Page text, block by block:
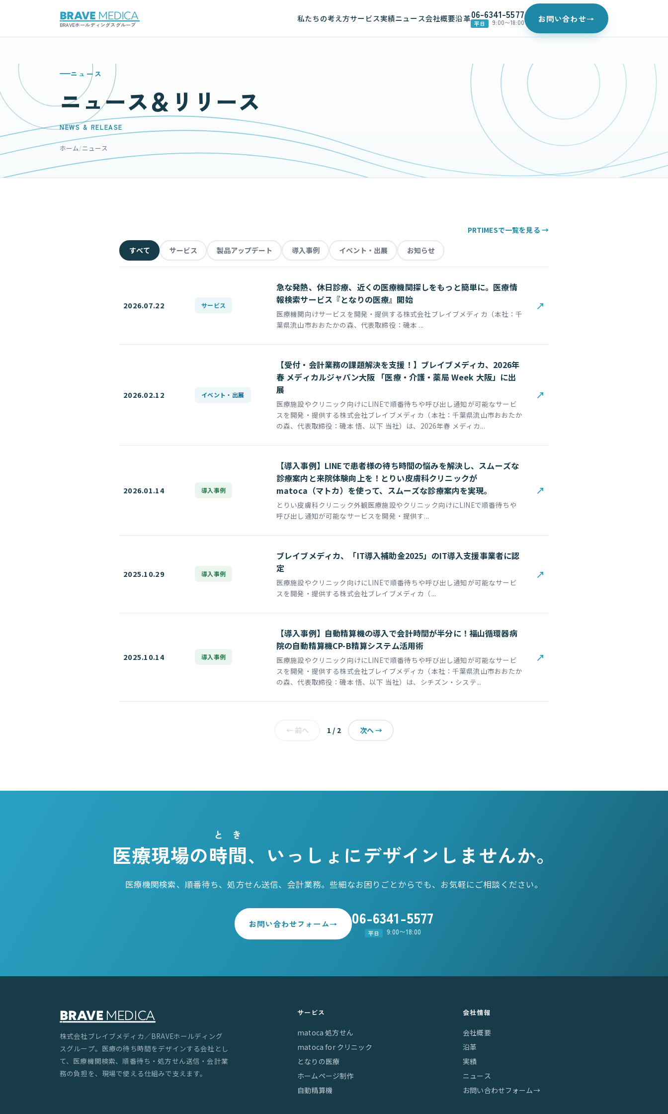
BRAVEホールディングスグループ
私たちの考え方サービス実績ニュース会社概要沿革06-6341-5577
平日 9:00〜18:00 お問い合わせ→
ニュース
ニュース＆リリース
NEWS & RELEASE
ホーム/ニュース
PRTIMESで一覧を見る →
すべて サービス 製品アップデート 導入事例 イベント・出展 お知らせ
2026.07.22 サービス
急な発熱、休日診療、近くの医療機関探しをもっと簡単に。医療情
報検索サービス『となりの医療』開始
医療機関向けサービスを開発・提供する株式会社ブレイブメディカ（本社：千
葉県流山市おおたかの森、代表取締役：磯本 ...
↗
2026.02.12 イベント・出展
【受付・会計業務の課題解決を支援！】ブレイブメディカ、2026年
春 メディカルジャパン大阪 「医療・介護・薬局 Week 大阪」に出
展
医療施設やクリニック向けにLINEで順番待ちや呼び出し通知が可能なサービ
スを開発・提供する株式会社ブレイブメディカ（本社：千葉県流山市おおたか
の森、代表取締役：磯本 悟、以下 当社）は、2026年春 メディカ...
↗
2026.01.14 導入事例
【導入事例】LINEで患者様の待ち時間の悩みを解決し、スムーズな
診療案内と来院体験向上を！とりい皮膚科クリニックが
matoca（マトカ）を使って、スムーズな診療案内を実現。
とりい皮膚科クリニック外観医療施設やクリニック向けにLINEで順番待ちや
呼び出し通知が可能なサービスを開発・提供す...
↗
2025.10.29 導入事例
ブレイブメディカ、「IT導入補助金2025」のIT導入支援事業者に認
定
医療施設やクリニック向けにLINEで順番待ちや呼び出し通知が可能なサービ
スを開発・提供する株式会社ブレイブメディカ（...
↗
2025.10.14 導入事例
【導入事例】自動精算機の導入で会計時間が半分に！福山循環器病
院の自動精算機CP-B精算システム活用術
医療施設やクリニック向けにLINEで順番待ちや呼び出し通知が可能なサービ
スを開発・提供する株式会社ブレイブメディカ（本社：千葉県流山市おおたか
の森、代表取締役：磯本 悟、以下 当社）は、シチズン・システ...
↗
← 前へ 1 / 2 次へ →
医療現場の時間
とき
、いっしょにデザインしませんか。
医療機関検索、順番待ち、処方せん送信、会計業務。些細なお困りごとからでも、お気軽にご相談ください。
お問い合わせフォーム→ 06-6341-5577
平日 9:00〜18:00
株式会社ブレイブメディカ／BRAVEホールディング
スグループ。医療の待ち時間をデザインする会社とし
て、医療機関検索、順番待ち・処方せん送信・会計業
務の負担を、現場で使える仕組みで支えます。
サービス
matoca 処方せん
matoca for クリニック
となりの医療
ホームページ制作
自動精算機
会社情報
会社概要
沿革
実績
ニュース
お問い合わせフォーム→